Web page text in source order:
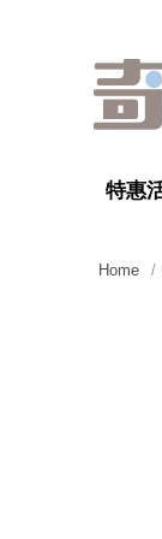
特惠
Home